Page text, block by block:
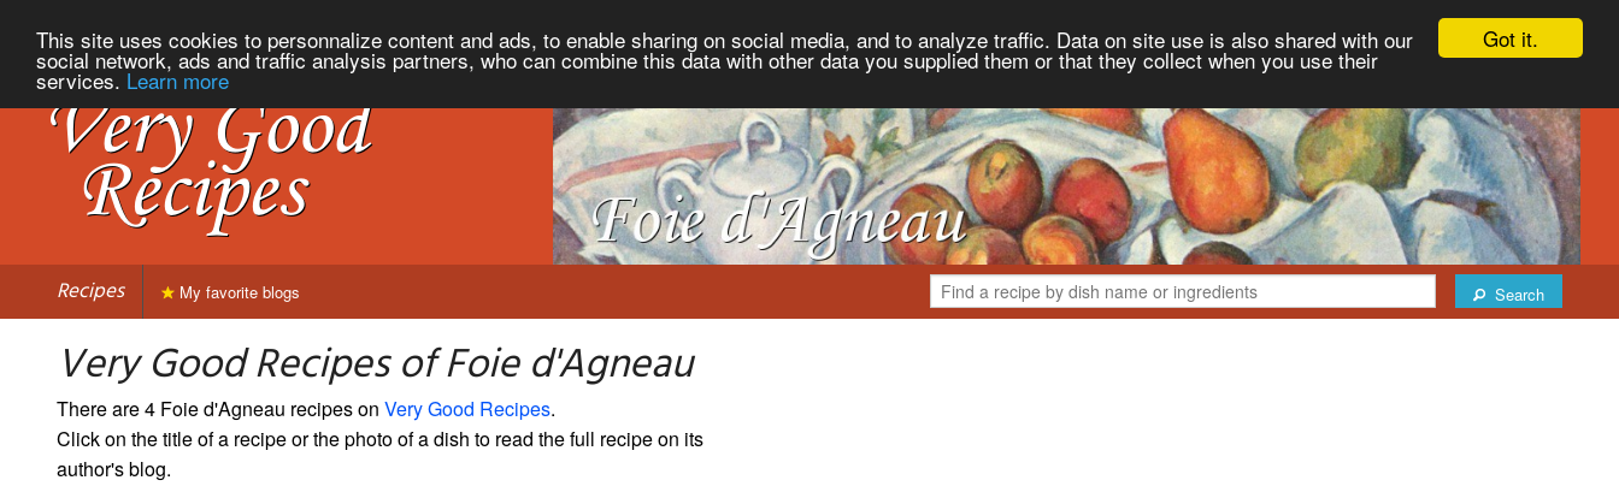
Got it.
This site uses cookies to personnalize content and ads, to enable sharing on social media, and to analyze traffic. Data on site use is also shared with our
social network, ads and traffic analysis partners, who can combine this data with other data you supplied them or that they collect when you use their
services. Learn more
Recipes Search
My favorite blogs
Very Good Recipes of Foie d'Agneau
There are 4 Foie d'Agneau recipes on Very Good Recipes.
Click on the title of a recipe or the photo of a dish to read the full recipe on its
author's blog.